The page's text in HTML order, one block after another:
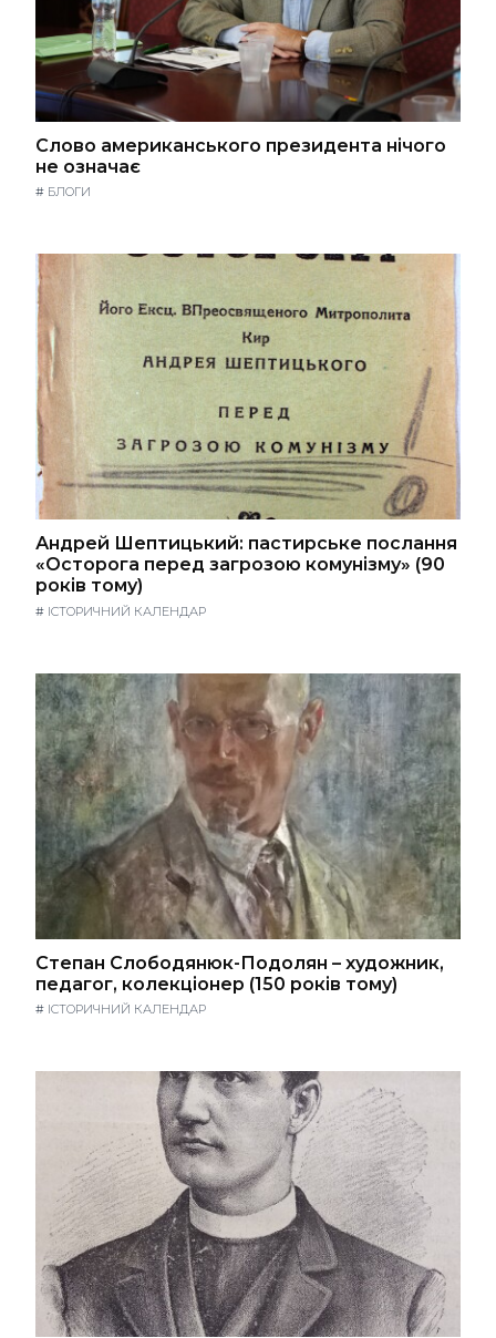
Слово американського президента нічого
не означає
# БЛОГИ
Андрей Шептицький: пастирське послання
«Осторога перед загрозою комунізму» (90
років тому)
# ІСТОРИЧНИЙ КАЛЕНДАР
Степан Слободянюк-Подолян – художник,
педагог, колекціонер (150 років тому)
# ІСТОРИЧНИЙ КАЛЕНДАР